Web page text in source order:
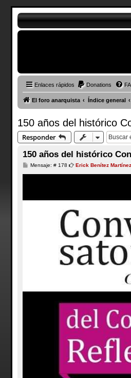
Enlaces rápidos Donations
El foro anarquista Índice general
150 años del histórico
Responder
150 años del histórico
Mensaje: # 178 M
e
Erick Benítez Martínez